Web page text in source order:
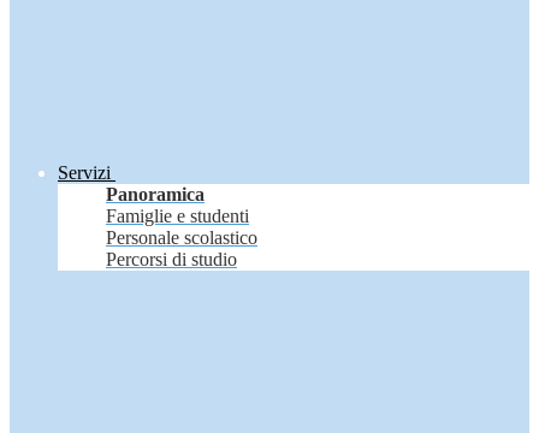
Servizi
Panoramica
Famiglie e studenti
Personale scolastico
Percorsi di studio